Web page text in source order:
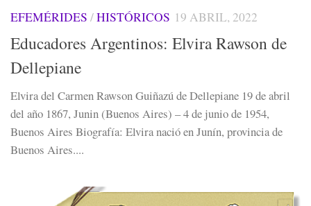
EFEMÉRIDES /HISTÓRICOS 19 ABRIL, 2022
Educadores Argentinos: Elvira Rawson de
Dellepiane
Elvira del Carmen Rawson Guiñazú de Dellepiane 19 de abril
del año 1867, Junin (Buenos Aires) – 4 de junio de 1954,
Buenos Aires Biografía: Elvira nació en Junín, provincia de
Buenos Aires....